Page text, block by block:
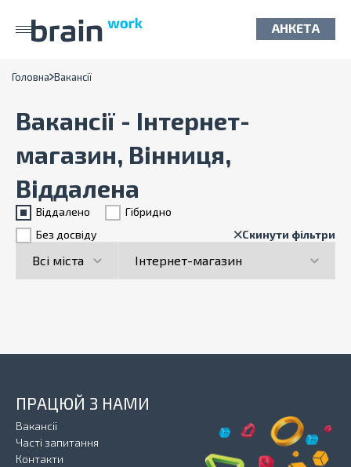
АНКЕТА
Головна Вакансії
Вакансії - Інтернет-
магазин, Вінниця,
Віддалена
Віддалено
Гiбридно
Без досвіду
Скинути фільтри
ПРАЦЮЙ З НАМИ
Вакансії
Часті запитання
Контакти